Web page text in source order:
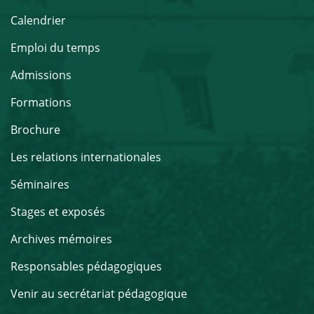
Calendrier
Emploi du temps
Admissions
Formations
Brochure
Les relations internationales
Séminaires
Stages et exposés
Archives mémoires
Responsables pédagogiques
Venir au secrétariat pédagogique